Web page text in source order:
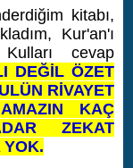
kitabı,
Kur'an'ı
cevap
DEĞİL ÖZET
RİVAYET
KAÇ
ZEKAT